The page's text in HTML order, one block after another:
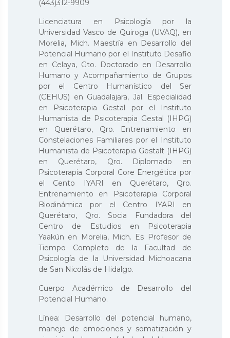
(443)312-9909
Licenciatura en Psicología por la
Universidad Vasco de Quiroga (UVAQ), en
Morelia, Mich. Maestría en Desarrollo del
Potencial Humano por el Instituto Desafio
en Celaya, Gto. Doctorado en Desarrollo
Humano y Acompañamiento de Grupos
por el Centro Humanístico del Ser
(CEHUS) en Guadalajara, Jal. Especialidad
en Psicoterapia Gestal por el Instituto
Humanista de Psicoterapia Gestal (IHPG)
en Querétaro, Qro. Entrenamiento en
Constelaciones Familiares por el Instituto
Humanista de Psicoterapia Gestalt (IHPG)
en Querétaro, Qro. Diplomado en
Psicoterapia Corporal Core Energética por
el Cento IYARI en Querétaro, Qro.
Entrenamiento en Psicoterapia Corporal
Biodinámica por el Centro IYARI en
Querétaro, Qro. Socia Fundadora del
Centro de Estudios en Psicoterapia
Yaakún en Morelia, Mich. Es Profesor de
Tiempo Completo de la Facultad de
Psicología de la Universidad Michoacana
de San Nicolás de Hidalgo.
Cuerpo Académico de Desarrollo del
Potencial Humano.
Línea: Desarrollo del potencial humano,
manejo de emociones y somatización y